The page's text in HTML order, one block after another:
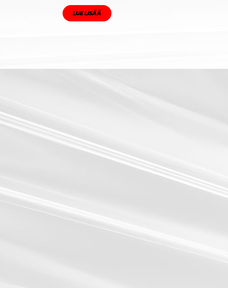
LUE LISÄÄ